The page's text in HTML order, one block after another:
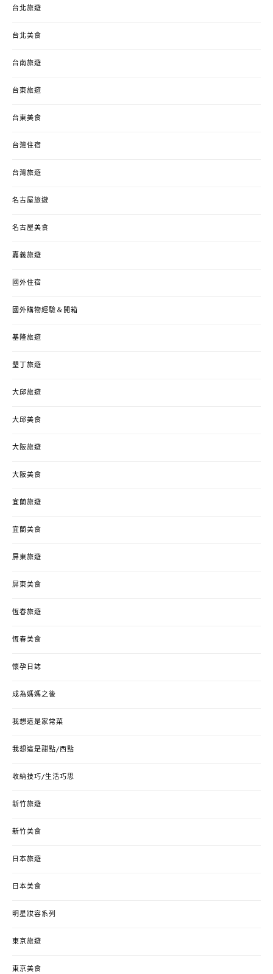
台北旅遊
台北美食
台南旅遊
台東旅遊
台東美食
台灣住宿
台灣旅遊
名古屋旅遊
名古屋美食
嘉義旅遊
國外住宿
國外購物經驗＆開箱
基隆旅遊
墾丁旅遊
大邱旅遊
大邱美食
大阪旅遊
大阪美食
宜蘭旅遊
宜蘭美食
屏東旅遊
屏東美食
恆春旅遊
恆春美食
懷孕日誌
成為媽媽之後
我想這是家常菜
我想這是甜點/西點
收納技巧/生活巧思
新竹旅遊
新竹美食
日本旅遊
日本美食
明星妝容系列
東京旅遊
東京美食